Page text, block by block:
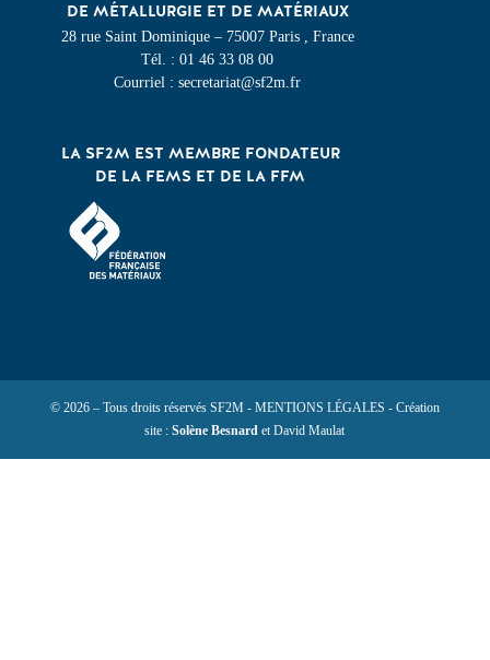
DE MÉTALLURGIE ET DE MATÉRIAUX
28 rue Saint Dominique – 75007 Paris , France
Tél. : 01 46 33 08 00
Courriel : secretariat@sf2m.fr
LA SF2M EST MEMBRE FONDATEUR
DE LA FEMS ET DE LA FFM
© 2026 – Tous droits réservés SF2M - MENTIONS LÉGALES - Création
site :Solène Besnard et David Maulat